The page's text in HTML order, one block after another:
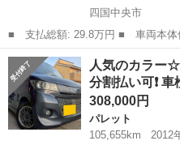
四国中央市
■ 支払総額: 29.8万円 ■ 車両本体価格： 232,000 円 ■ メーカー
名： スズキ ■ 車種名： パレ
７インチナビ・フルセグＴＶ・バ
ート・片側電...
愛媛 四国中央市 パレット
人気のカラー
分割払い可❗️
308,000円
パレット
105,655km
2012